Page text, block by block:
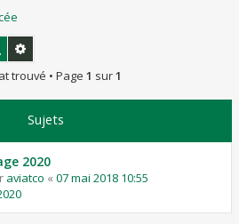
h
Rechercher
trouvé • Page 1 sur1
Sujets
2020
aviatco « 07 mai 2018 10:55